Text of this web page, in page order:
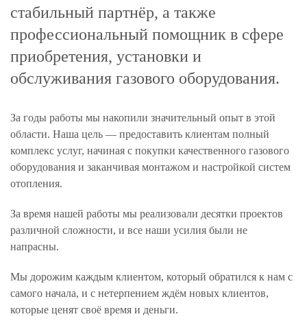
стабильный партнёр, а также
профессиональный помощник в сфере
приобретения, установки и
обслуживания газового оборудования.
За годы работы мы накопили значительный опыт в этой
области. Наша цель — предоставить клиентам полный
комплекс услуг, начиная с покупки качественного газового
оборудования и заканчивая монтажом и настройкой систем
отопления.
За время нашей работы мы реализовали десятки проектов
различной сложности, и все наши усилия были не
напрасны.
Мы дорожим каждым клиентом, который обратился к нам с
самого начала, и с нетерпением ждём новых клиентов,
которые ценят своё время и деньги.